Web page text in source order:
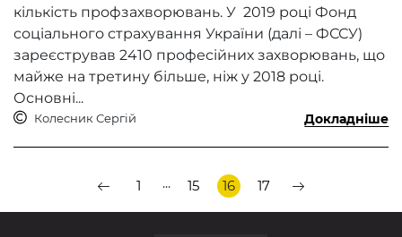
кількість профзахворювань. У 2019 році Фонд
соціаль­ного страхування України (далі – ФССУ)
зареєстрував 2410 професійних ­захворювань, що
майже на третину більше, ніж у 2018 році.
Основні...
Колесник Сергій Докладніше
1 ... 15 16 17